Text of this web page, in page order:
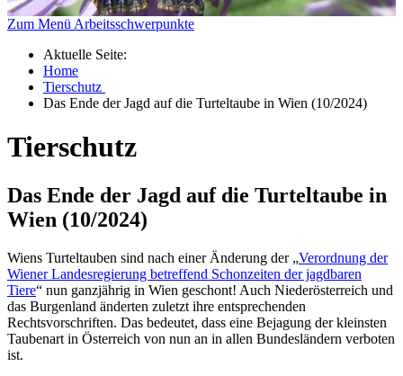
Zum Menü Arbeitsschwerpunkte
Aktuelle Seite:
Home
Tierschutz
Das Ende der Jagd auf die Turteltaube in Wien (10/2024)
Tierschutz
Das Ende der Jagd auf die Turteltaube in
Wien (10/2024)
Wiens Turteltauben sind nach einer Änderung der „Verordnung der
Wiener Landesregierung betreffend Schonzeiten der jagdbaren
Tiere“ nun ganzjährig in Wien geschont! Auch Niederösterreich und
das Burgenland änderten zuletzt ihre entsprechenden
Rechtsvorschriften. Das bedeutet, dass eine Bejagung der kleinsten
Taubenart in Österreich von nun an in allen Bundesländern verboten
ist.